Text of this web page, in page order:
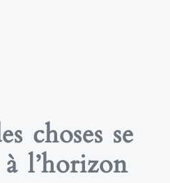
choses se
l’horizon